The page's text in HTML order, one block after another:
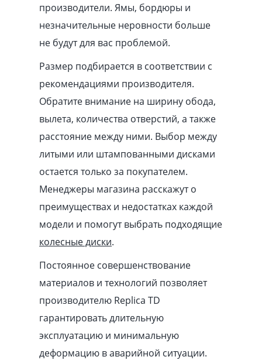
производители. Ямы, бордюры и
незначительные неровности больше
не будут для вас проблемой.
Размер подбирается в соответствии с
рекомендациями производителя.
Обратите внимание на ширину обода,
вылета, количества отверстий, а также
расстояние между ними. Выбор между
литыми или штампованными дисками
остается только за покупателем.
Менеджеры магазина расскажут о
преимуществах и недостатках каждой
модели и помогут выбрать подходящие
колесные диски.
Постоянное совершенствование
материалов и технологий позволяет
производителю Replica TD
гарантировать длительную
эксплуатацию и минимальную
деформацию в аварийной ситуации.